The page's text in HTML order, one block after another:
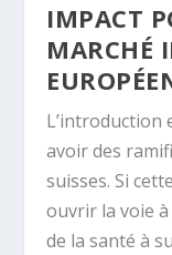
IMPACT
MARCHÉ
L’introduction
avoir des
suisses. Si
ouvrir la voie
de la santé à